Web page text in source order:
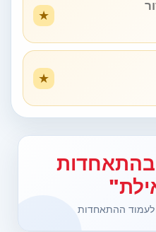
בהתאחדות
לעמוד ההתאחדות